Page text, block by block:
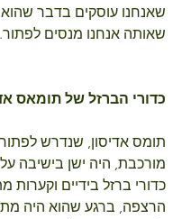
שאנחנו עוסקים בדבר
שאותה אנחנו מנסים לפתור.
כדורי הברזל של תומאס
תומס אדיסון, שנדרש
מורכבת, היה ישן בישיבה
כדורי ברזל בידיים וקערות
הרצפה, ברגע שהוא היה